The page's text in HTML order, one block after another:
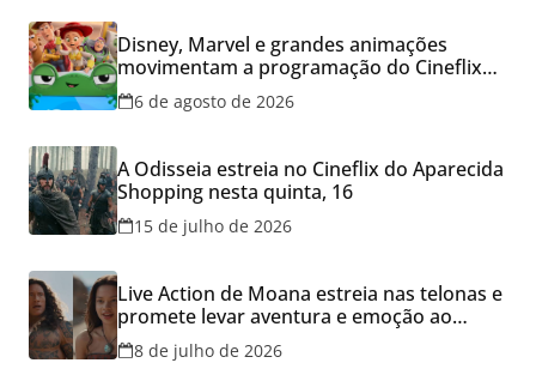
Disney, Marvel e grandes animações
movimentam a programação do Cineflix
do Aparecida Shopping
6 de agosto de 2026
A Odisseia estreia no Cineflix do Aparecida
Shopping nesta quinta, 16
15 de julho de 2026
Live Action de Moana estreia nas telonas e
promete levar aventura e emoção ao
Cineflix do Aparecida Shopping
8 de julho de 2026